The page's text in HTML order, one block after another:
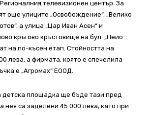
телевизионен център. За
още улиците „Освобождение“, „Велико
а улица „Цар Иван Асен“ и
кръгово кръстовище на бул. „Пейо
на по-късен етап. Стойността на
лева, а фирмата, която е спечелила
е „Агромах“ ЕООД.
детска площадка ще бъде тази пред
нея са заделени 45 000 лева, като при